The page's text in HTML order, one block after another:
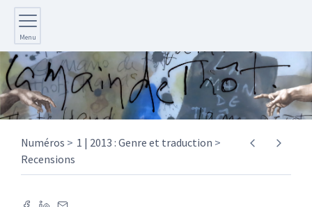
Menu
Numéros
1 | 2013 : Genre et traduction
Recensions